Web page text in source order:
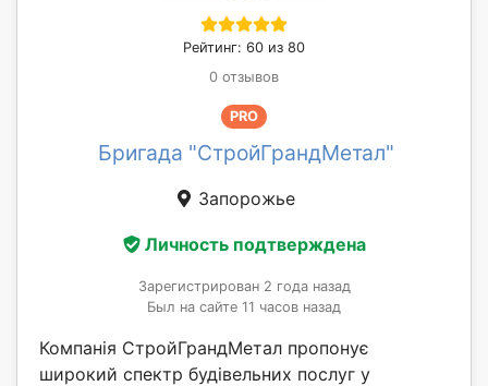
Рейтинг: 60 из 80
0 отзывов
PRO
Бригада "СтройГрандМетал"
Запорожье
Личность подтверждена
Зарегистрирован 2 года назад
Был на сайте 11 часов назад
Компанія СтройГрандМетал пропонує
широкий спектр будівельних послуг у